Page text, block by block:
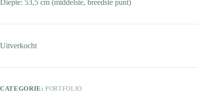
Diepte: 53,5 cm (middelste, breedste punt)
Uitverkocht
CATEGORIE:PORTFOLIO